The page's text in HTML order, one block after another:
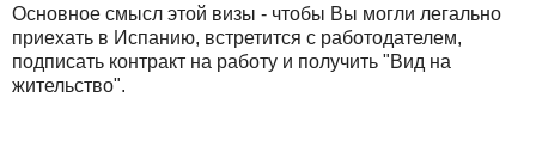
Основное смысл этой визы - чтобы Вы могли легально
приехать в Испанию, встретится с работодателем,
подписать контракт на работу и получить "Вид на
жительство".